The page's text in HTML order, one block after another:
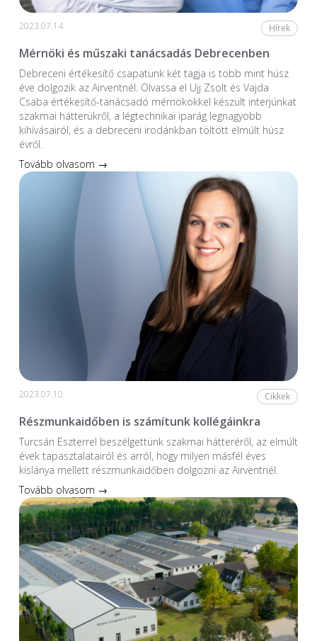
2023.07.14. Hírek
Mérnöki és műszaki tanácsadás Debrecenben
Debreceni értékesítő csapatunk két tagja is több mint húsz
éve dolgozik az Airventnél. Olvassa el Ujj Zsolt és Vajda
Csaba értékesítő-tanácsadó mérnökökkel készült interjúnkat
szakmai hátterükről, a légtechnikai iparág legnagyobb
kihívásairól, és a debreceni irodánkban töltött elmúlt húsz
évről.
Tovább olvasom →
2023.07.10. Cikkek
Részmunkaidőben is számítunk kollégáinkra
Turcsán Eszterrel beszélgettünk szakmai hátteréről, az elmúlt
évek tapasztalatairól és arról, hogy milyen másfél éves
kislánya mellett részmunkaidőben dolgozni az Airventnél.
Tovább olvasom →